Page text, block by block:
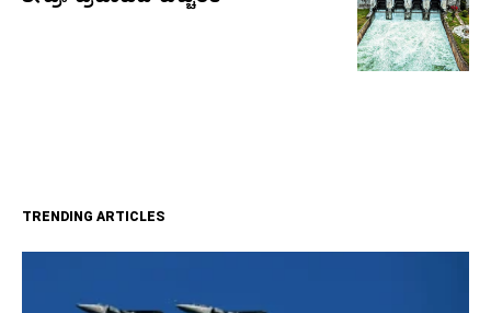
TRENDING ARTICLES